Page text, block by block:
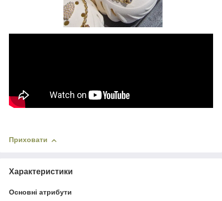
Приховати
Характеристики
Основні атрибути